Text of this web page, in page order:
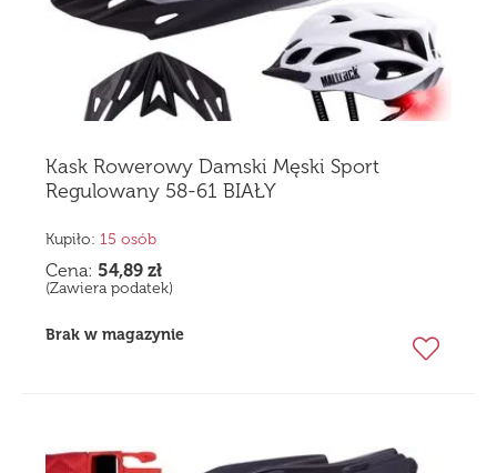
Kask Rowerowy Damski Męski Sport
Regulowany 58-61 BIAŁY
Kupiło: 15 osób
Cena: 54,89 zł
(Zawiera podatek)
Brak w magazynie